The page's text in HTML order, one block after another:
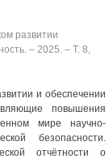
развитии
‒ 2025. ‒ Т. 8,
и обеспечении
повышения
мире научно-
безопасности.
отчётности о